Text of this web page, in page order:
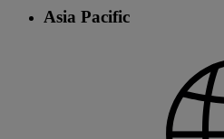
Asia Pacific